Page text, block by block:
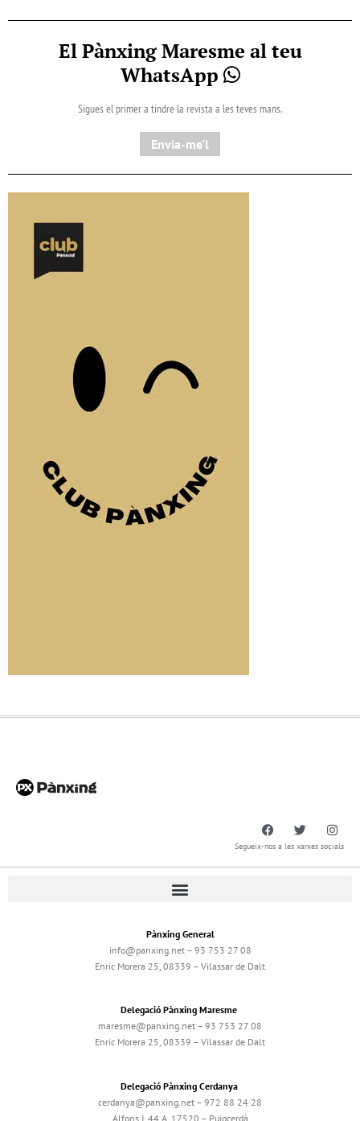
El Pànxing Maresme al teu
WhatsApp
Sigues el primer a tindre la revista a les teves mans.
Envia-me'l
Segueix-nos a les xarxes socials
Pànxing General
info@panxing.net – 93 753 27 08
Enric Morera 25, 08339 – Vilassar de Dalt
Delegació Pànxing Maresme
maresme@panxing.net – 93 753 27 08
Enric Morera 25, 08339 – Vilassar de Dalt
Delegació Pànxing Cerdanya
cerdanya@panxing.net – 972 88 24 28
Alfons I, 44 A, 17520 – Puigcerdà